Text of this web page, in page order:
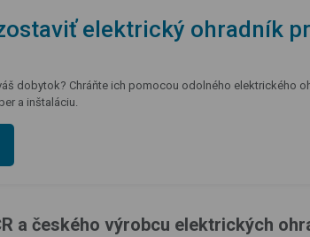
elektrický ohradník
dobytok? Chráňte ich pomocou odolného elektrického
a inštaláciu.
a českého výrobcu elektrických